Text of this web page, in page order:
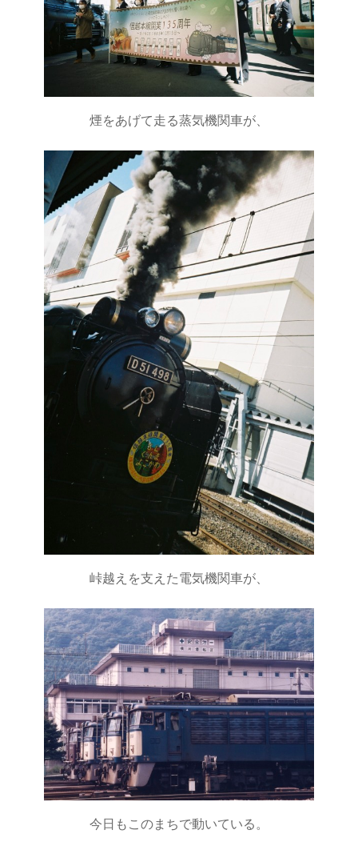
煙をあげて走る蒸気機関車が、
峠越えを支えた電気機関車が、
今日もこのまちで動いている。